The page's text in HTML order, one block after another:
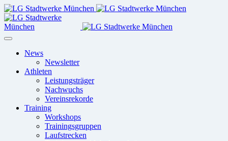
News
Newsletter
Athleten
Leistungsträger
Nachwuchs
Vereinsrekorde
Training
Workshops
Trainingsgruppen
Laufstrecken